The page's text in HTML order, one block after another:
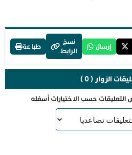
إرسال
نسخ
الرابط
طباعة
الزوار ( 0 )
التعليقات حسب الاختيارات أسفله